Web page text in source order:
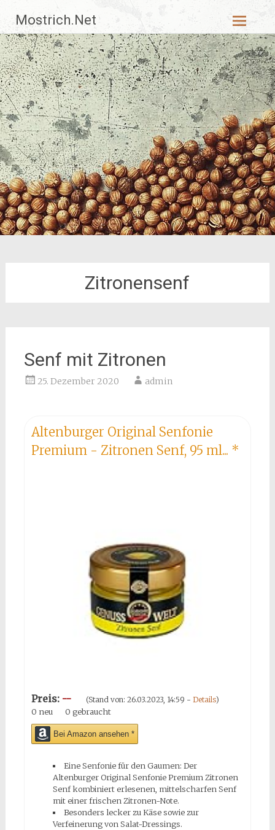
Inhalt
springen
Mostrich.Net
Zitronensenf
Senf mit Zitronen
25. Dezember 2020 admin
Altenburger Original Senfonie
Premium - Zitronen Senf, 95 ml... *
Preis: -- (Stand von: 26.03.2023, 14:59 - Details)
0 neu 0 gebraucht
Bei Amazon ansehen *
Eine Senfonie für den Gaumen: Der
Altenburger Original Senfonie Premium Zitronen
Senf kombiniert erlesenen, mittelscharfen Senf
mit einer frischen Zitronen-Note.
Besonders lecker zu Käse sowie zur
Verfeinerung von Salat-Dressings.